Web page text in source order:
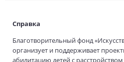
Справка
Благотворительный фонд
организует и поддерживает
абилитацию детей с